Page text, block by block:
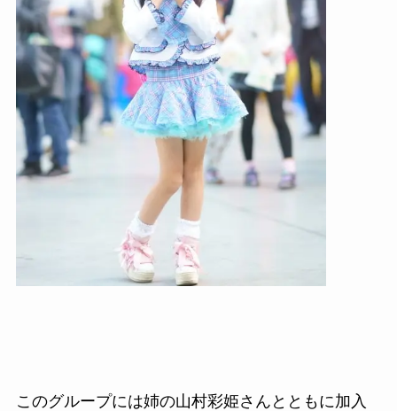
このグループには姉の山村彩姫さんとともに加入